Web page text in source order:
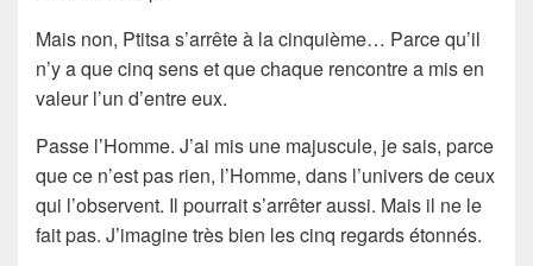
Mais non, Ptitsa s’arrête à la cinquième… Parce qu’il
n’y a que cinq sens et que chaque rencontre a mis en
valeur l’un d’entre eux.
Passe l’Homme. J’ai mis une majuscule, je sais, parce
que ce n’est pas rien, l’Homme, dans l’univers de ceux
qui l’observent. Il pourrait s’arrêter aussi. Mais il ne le
fait pas. J’imagine très bien les cinq regards étonnés.